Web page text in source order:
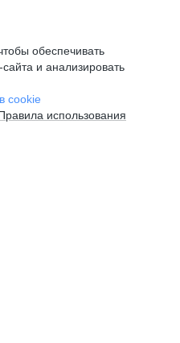
обеспечивать
и анализировать
cookie
использования